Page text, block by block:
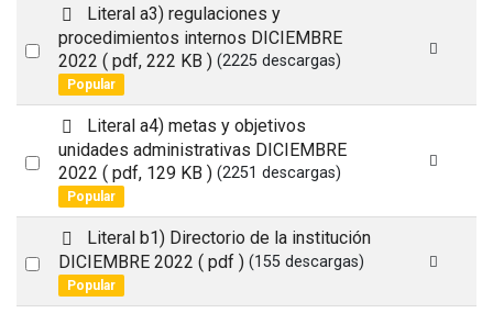
l
t
Select
item
d
e
f
a
u
t
Literal a3) regulaciones y
procedimientos internos DICIEMBRE
2022 ( pdf, 222 KB ) (2225 descargas)
Popular
Select
item
d
e
f
a
u
t
Literal a4) metas y objetivos
unidades administrativas DICIEMBRE
2022 ( pdf, 129 KB ) (2251 descargas)
Popular
Select
d
e
f
a
Literal b1) Directorio de la institución
DICIEMBRE 2022 ( pdf ) (155 descargas)
Popular